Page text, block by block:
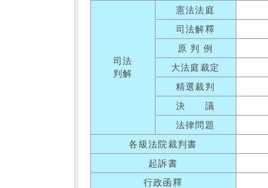
司法
判解
憲法法庭
司法解釋
原 判 例
大法庭裁定
精選裁判
決 議
法律問題
各級法院裁判書
起訴書
行政函釋